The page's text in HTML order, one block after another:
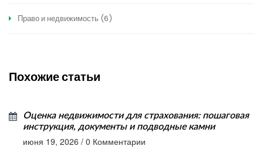
Право и недвижимость (6)
Похожие статьи
Оценка недвижимости для страхования: пошаговая
инструкция, документы и подводные камни
июня 19, 2026 / 0 Комментарии